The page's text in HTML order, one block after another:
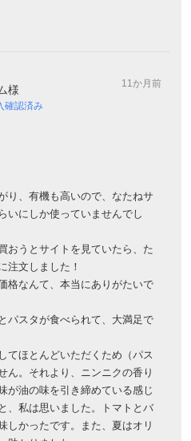
様
確認済み
11か月前
り、有機も高いので、なたねサ
いにしか使っていませんでし
おうとサイトを見ていたら、た
注文しました！
格なんて、本当にありがたいで
パスタが食べられて、大満足で
てほとんどいただくため（パス
ん。それより、ニンニクの香り
が油の味を引き締めている感じ
、私は思いました。トマトとバ
しかったです。また、夏はオリ
員様限定
円OFFクーポンを
ました🎁
謝を込めて ／
定特典クーポン
円OFF